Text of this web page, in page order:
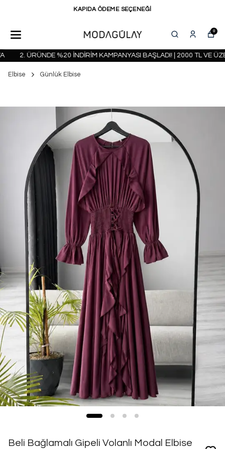
KAPIDA ÖDEME SEÇENEĞİ
0
2. ÜRÜNDE %20 İNDİRİM KAMPANYASI BAŞLADI! | 2000 TL VE
Elbise Günlük Elbise
Beli Bağlamalı Gipeli Volanlı Modal Elbise